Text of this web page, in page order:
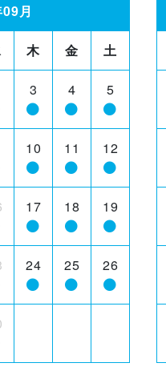
月
木 金 土
3 4 5
10 11 12
17 18 19
24 25 26